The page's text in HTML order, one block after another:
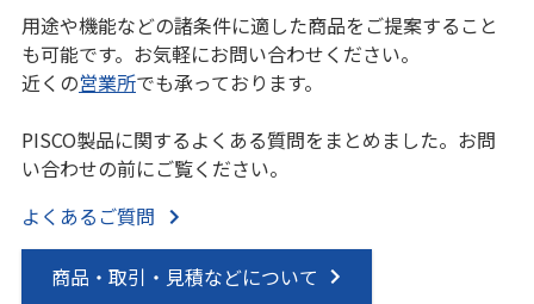
用途や機能などの諸条件に適した商品をご提案すること
も可能です。お気軽にお問い合わせください。
近くの営業所でも承っております。
PISCO製品に関するよくある質問をまとめました。お問
い合わせの前にご覧ください。
よくあるご質問
商品・取引・見積などについて